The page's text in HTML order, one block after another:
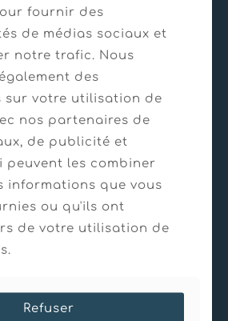
– Bernex
fournir des
de médias sociaux et
notre trafic. Nous
des
sur votre utilisation de
nos partenaires de
de publicité et
peuvent les combiner
informations que vous
ou qu'ils ont
de votre utilisation de
Refuser